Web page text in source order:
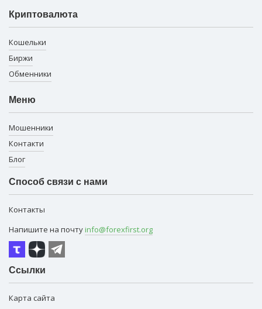
Криптовалюта
Кошельки
Биржи
Обменники
Меню
Мошенники
Контакти
Блог
Способ связи с нами
Контакты
Напишите на почту info@forexfirst.org
Ссылки
Карта сайта